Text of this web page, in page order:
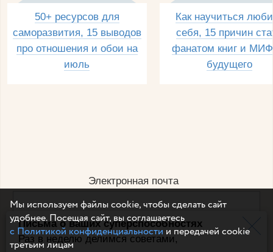
Письма о ваших суперспособностях
Раз в неделю делимся советами,
50+ ресурсов для
саморазвития, 15 выводов
про отношения и обои на
июль
Как научиться
себя, 15 причин
фанатом книг и
будущего
Электронная почта
Например, dulsineya@gmail.com
Без спама и смс
Мы используем файлы cookie, чтобы сделать сайт
удобнее. Посещая сайт, вы соглашаетесь
с Политикой конфиденциальностии передачей cookie
третьим лицам